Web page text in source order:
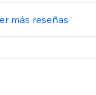
más reseñas